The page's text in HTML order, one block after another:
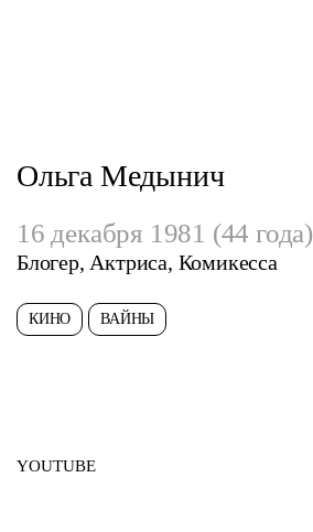
Ольга Медынич
16 декабря 1981 (44 года)
Блогер, Актриса, Комикесса
КИНО ВАЙНЫ
YOUTUBE